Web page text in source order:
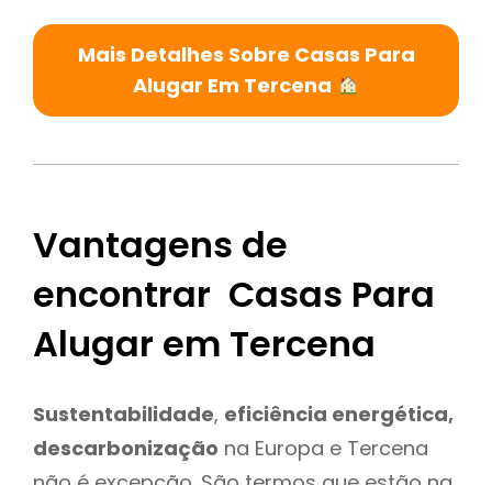
Mais Detalhes Sobre Casas Para
Alugar Em Tercena
Vantagens de
encontrar Casas Para
Alugar em Tercena
Sustentabilidade, eficiência energética,
descarbonização na Europa e Tercena